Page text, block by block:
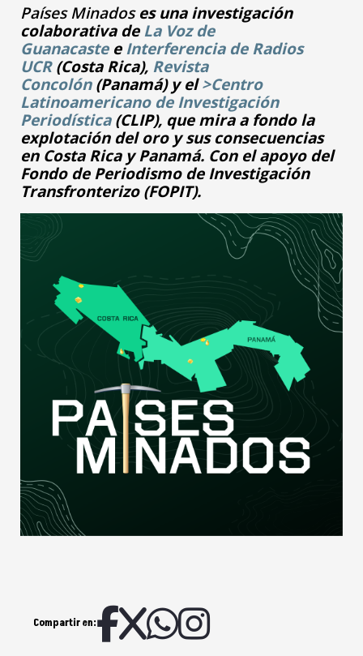
Países Minadoses una investigación
colaborativa deLa Voz de
GuanacasteeInterferencia de Radios
UCR(Costa Rica), Revista
Concolón(Panamá) y el>Centro
Latinoamericano de Investigación
Periodística(CLIP), que mira a fondo la
explotación del oro y sus consecuencias
en Costa Rica y Panamá. Con el apoyo del
Fondo de Periodismo de Investigación
Transfronterizo (FOPIT).
Compartir en: